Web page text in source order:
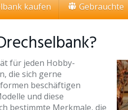
kaufen Gebrauchte
für jeden Hobby-
die sich gerne
beschäftigen
und diese
bestimmte Merkmale, die